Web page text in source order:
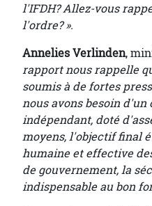
l'IFDH? Allez-vous
l'ordre? ».
Annelies Verlinden,
rapport nous rappelle
soumis à de fortes
nous avons besoin
indépendant, doté
moyens, l'objectif final
humaine et effective
de gouvernement, la
indispensable au bon